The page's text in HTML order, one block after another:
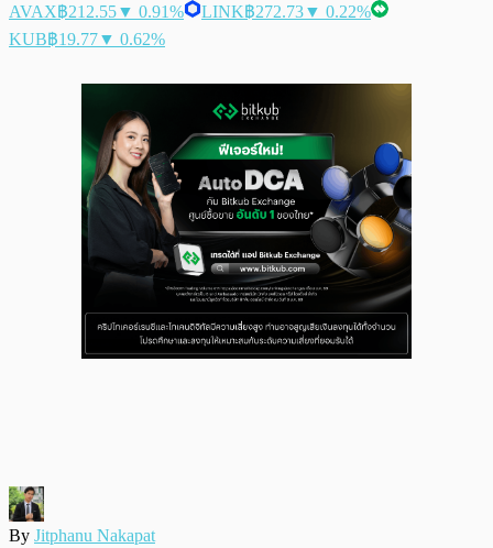
AVAX฿212.55▼ 0.91% LINK฿272.73▼ 0.22%
KUB฿19.77▼ 0.62%
By Jitphanu Nakapat